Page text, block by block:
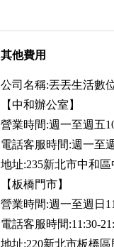
其他費用
公司名稱:丟丟生活數
【中和辦公室】
營業時間:週一至週五
電話客服時間:週一至
地址:235新北市中和
【板橋門市】
營業時間:週一至週日
電話客服時間:11:30-
地址:220新北市板橋